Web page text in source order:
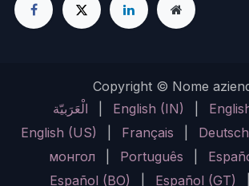
Copyright © Nome
الْعَرَبيّة
English (IN)
English (US)
Français Deutsch
монгол
Português
Español (BO)
Español (GT)